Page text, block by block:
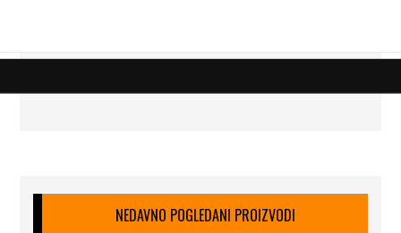
NEDAVNO POGLEDANI PROIZVODI